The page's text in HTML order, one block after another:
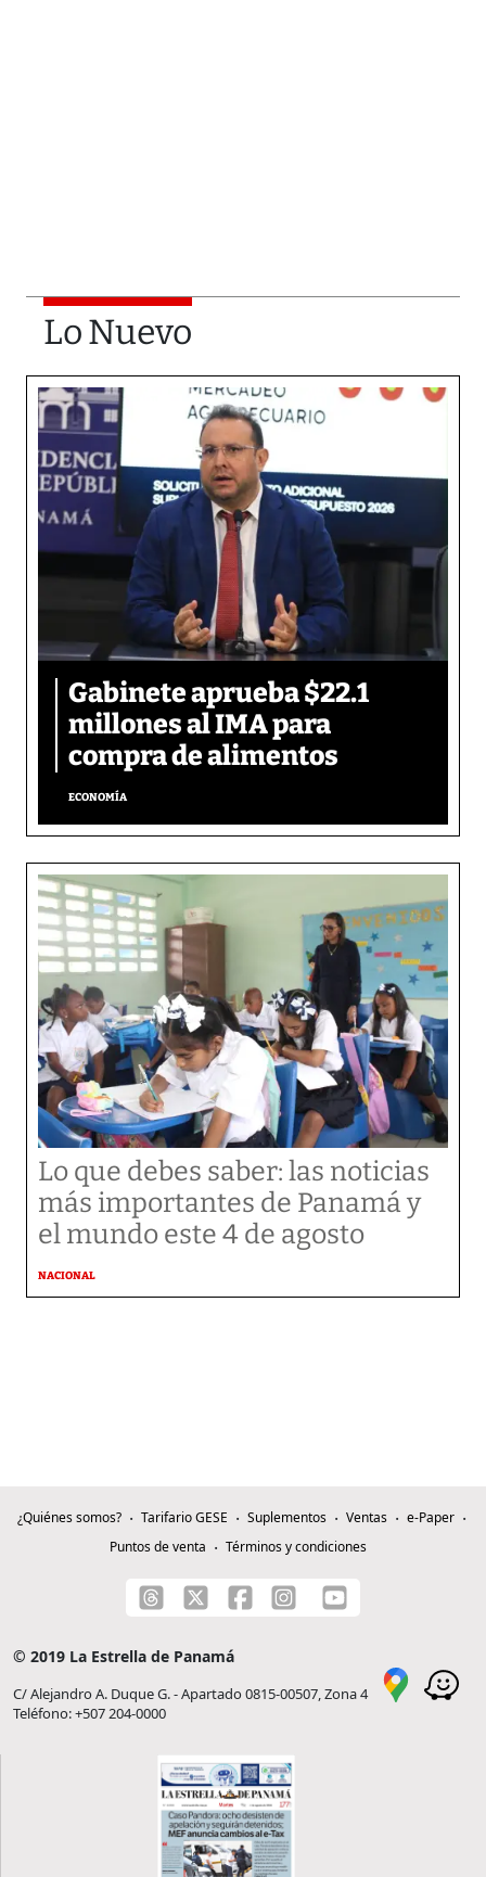
Lo Nuevo
Gabinete aprueba $22.1
millones al IMA para
compra de alimentos
ECONOMÍA
Lo que debes saber: las noticias
más importantes de Panamá y
el mundo este 4 de agosto
NACIONAL
¿Quiénes somos? Tarifario GESE Suplementos Ventas
e-Paper
Puntos de venta
Términos y condiciones
© 2019 La Estrella de Panamá
C/ Alejandro A. Duque G. - Apartado 0815-00507, Zona 4
Teléfono: +507 204-0000